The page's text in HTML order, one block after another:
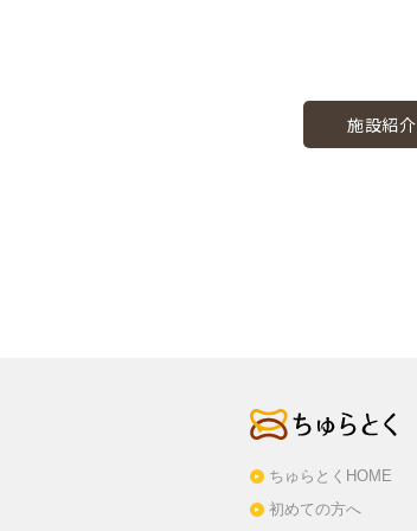
施設紹介
ちゅらとくHOME
初めての方へ